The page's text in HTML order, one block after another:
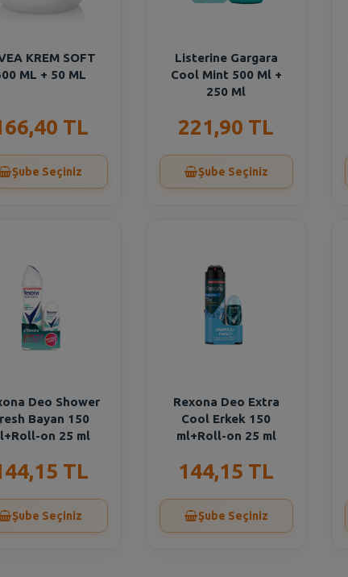
KREM SOFT
ML + 50 ML
TL
Şube Seçiniz
Listerine Gargara
Cool Mint 500 Ml +
250 Ml
221,90 TL
Şube Seçiniz
Deo Shower
Bayan 150
on 25 ml
TL
Şube Seçiniz
Rexona Deo Extra
Cool Erkek 150
ml+Roll-on 25 ml
144,15 TL
Şube Seçiniz